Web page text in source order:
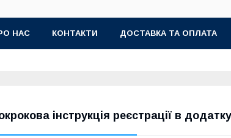
НАС КОНТАКТИ ДОСТАВКА ТА ОПЛАТА
інструкція реєстрації в